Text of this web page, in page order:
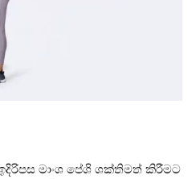
මාංශ පේශි ශක්තිමත් කිරීමට